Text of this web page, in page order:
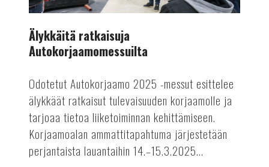
Älykkäitä ratkaisuja
Autokorjaamomessuilta
Odotetut Autokorjaamo 2025 -messut esittelee
älykkäät ratkaisut tulevaisuuden korjaamolle ja
tarjoaa tietoa liiketoiminnan kehittämiseen.
Korjaamoalan ammattitapahtuma järjestetään
perjantaista lauantaihin 14.–15.3.2025...